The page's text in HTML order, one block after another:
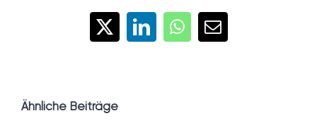
X LinkedInWhatsApp
E-
Ähnliche Beiträge